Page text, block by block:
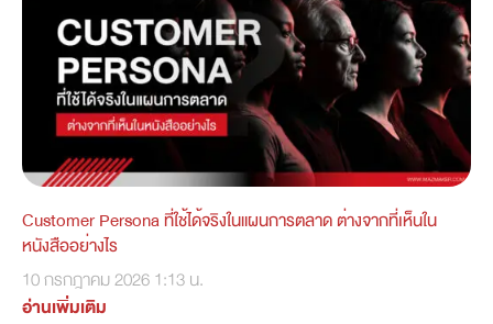
Customer Persona ที่ใช้ได้จริงในแผนการตลาด ต่างจากที่เห็นใน
หนังสืออย่างไร
10 กรกฎาคม 20261:13 น.
อ่านเพิ่มเติม